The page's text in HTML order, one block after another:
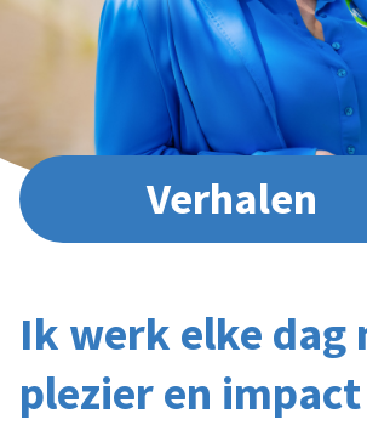
Verhalen
Ik werk elke dag
plezier en impact